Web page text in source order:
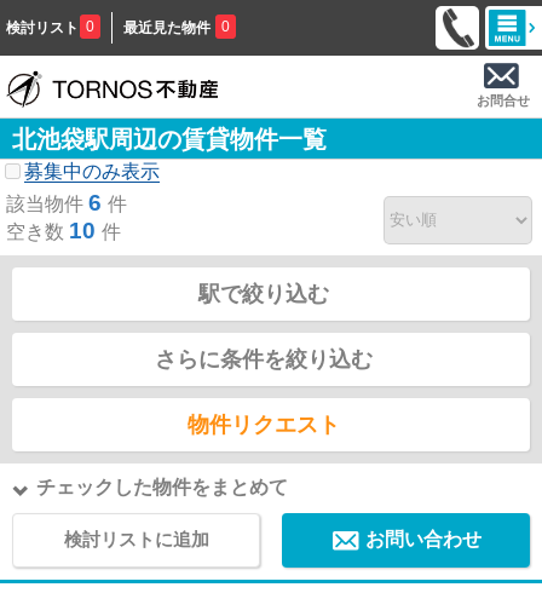
検討リスト 0 最近見た物件 0
お問合せ
北池袋駅周辺の賃貸物件一覧
募集中のみ表示
該当物件 6 件
空き数 10 件
駅で絞り込む
さらに条件を絞り込む
物件リクエスト
チェックした物件をまとめて
検討リストに追加 お問い合わせ